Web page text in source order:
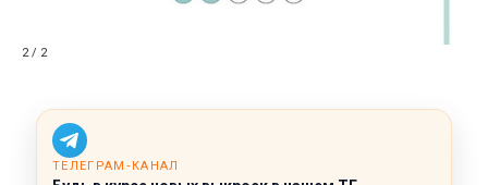
2 / 2
ТЕЛЕГРАМ‑КАНАЛ